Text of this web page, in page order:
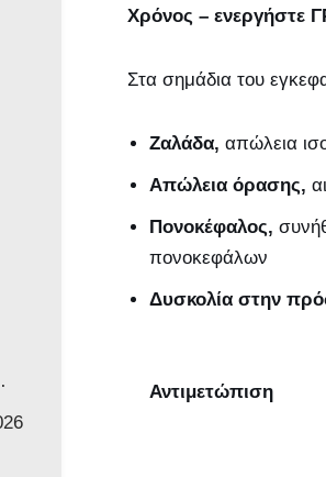
Χρόνος – ενεργήστε
Στα σημάδια του
Ζαλάδα, απώλεια
Απώλεια όρασης,
Πονοκέφαλος,
πονοκεφάλων
Δυσκολία στην
Αντιμετώπιση